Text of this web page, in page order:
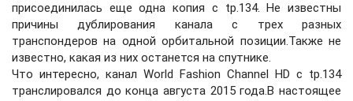
присоединилась еще одна копия с tp.134. Не известны
причины дублирования канала с трех разных
транспондеров на одной орбитальной позиции.Также не
известно, какая из них останется на спутнике.
Что интересно, канал World Fashion Channel HD с tp.134
транслировался до конца августа 2015 года.В настоящее